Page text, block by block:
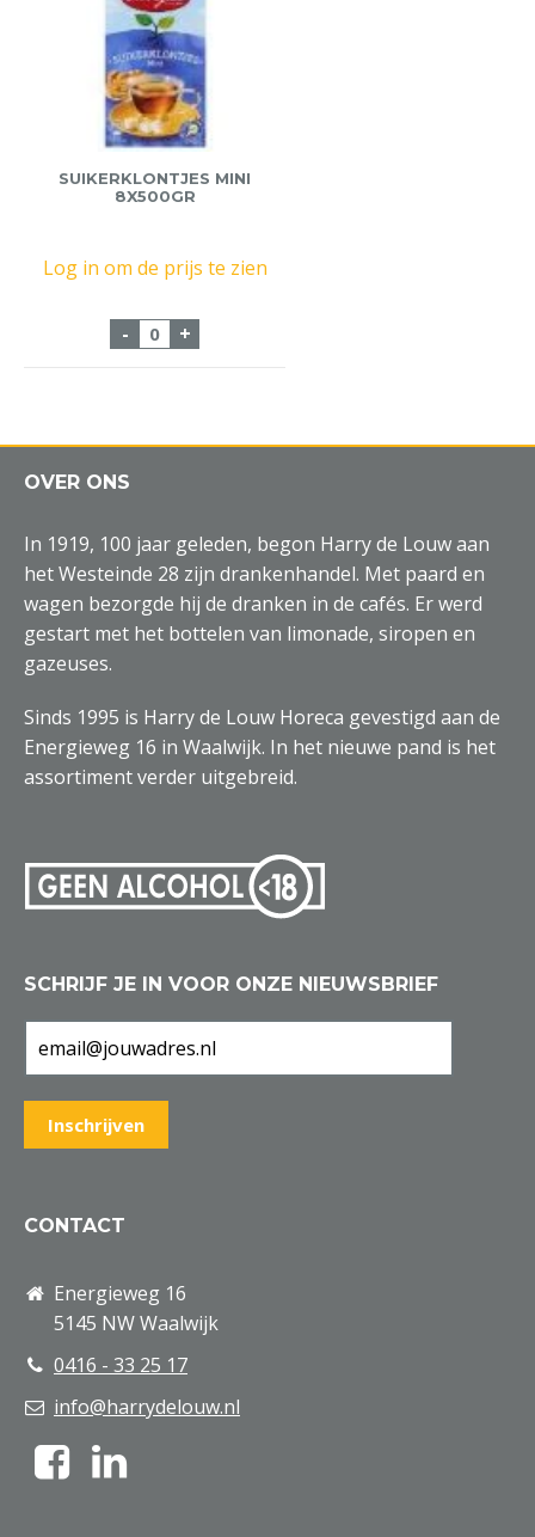
SUIKERKLONTJES MINI
8X500GR
Log in om de prijs te zien
- Suikerklontjes Mini 8x500gr aantal
+
OVER ONS
In 1919, 100 jaar geleden, begon Harry de Louw aan
het Westeinde 28 zijn drankenhandel. Met paard en
wagen bezorgde hij de dranken in de cafés. Er werd
gestart met het bottelen van limonade, siropen en
gazeuses.
Sinds 1995 is Harry de Louw Horeca gevestigd aan de
Energieweg 16 in Waalwijk. In het nieuwe pand is het
assortiment verder uitgebreid.
SCHRIJF JE IN VOOR ONZE NIEUWSBRIEF
CONTACT
Energieweg 16
5145 NW Waalwijk
0416 - 33 25 17
info@harrydelouw.nl